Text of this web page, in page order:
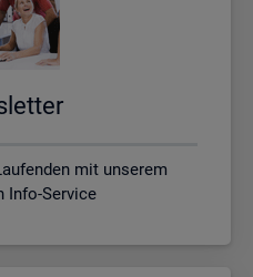
mit unserem
Info-Service